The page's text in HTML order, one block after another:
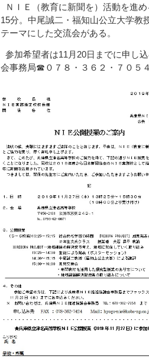
ＮＩＥ（教育に新聞を）活動を進
15分。中尾誠二・福知山公立大学教
テーマにした交流会がある。
参加希望者は11月20日までに申し
会事務局☎０７８・３６２・７０５